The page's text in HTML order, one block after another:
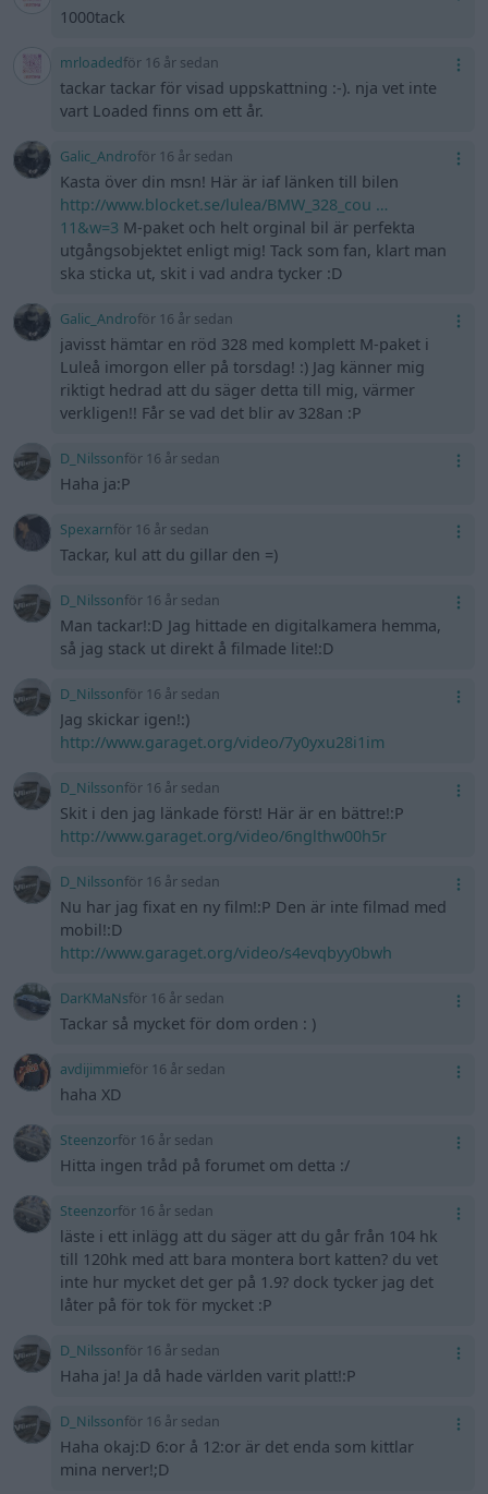
1000tack
mrloadedför 16 år sedan
tackar tackar för visad uppskattning :-). nja vet inte
vart Loaded finns om ett år.
Galic_Androför 16 år sedan
Kasta över din msn! Här är iaf länken till bilen
http://www.blocket.se/lulea/BMW_328_cou …
11&w=3 M-paket och helt orginal bil är perfekta
utgångsobjektet enligt mig! Tack som fan, klart man
ska sticka ut, skit i vad andra tycker :D
Galic_Androför 16 år sedan
javisst hämtar en röd 328 med komplett M-paket i
Luleå imorgon eller på torsdag! :) Jag känner mig
riktigt hedrad att du säger detta till mig, värmer
verkligen!! Får se vad det blir av 328an :P
D_Nilssonför 16 år sedan
Haha ja:P
Spexarnför 16 år sedan
Tackar, kul att du gillar den =)
D_Nilssonför 16 år sedan
Man tackar!:D Jag hittade en digitalkamera hemma,
så jag stack ut direkt å filmade lite!:D
D_Nilssonför 16 år sedan
Jag skickar igen!:)
http://www.garaget.org/video/7y0yxu28i1im
D_Nilssonför 16 år sedan
Skit i den jag länkade först! Här är en bättre!:P
http://www.garaget.org/video/6nglthw00h5r
D_Nilssonför 16 år sedan
Nu har jag fixat en ny film!:P Den är inte filmad med
mobil!:D
http://www.garaget.org/video/s4evqbyy0bwh
DarKMaNsför 16 år sedan
Tackar så mycket för dom orden : )
avdijimmieför 16 år sedan
haha XD
Steenzorför 16 år sedan
Hitta ingen tråd på forumet om detta :/
Steenzorför 16 år sedan
läste i ett inlägg att du säger att du går från 104 hk
till 120hk med att bara montera bort katten? du vet
inte hur mycket det ger på 1.9? dock tycker jag det
låter på för tok för mycket :P
D_Nilssonför 16 år sedan
Haha ja! Ja då hade världen varit platt!:P
D_Nilssonför 16 år sedan
Haha okaj:D 6:or å 12:or är det enda som kittlar
mina nerver!;D